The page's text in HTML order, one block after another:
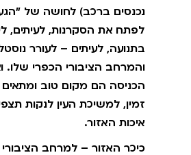
נכנסים ברכב) לחושה של
לפתח את הסקרנות, לעיתים,
בתנועה, לעיתים – לעורר
והמרחב הציבורי הכפרי שלו.
הכניסה הם מקום טוב
זמין, למשיכת העין לנקות
איכות האזור.
כיכר האזור – למרחב